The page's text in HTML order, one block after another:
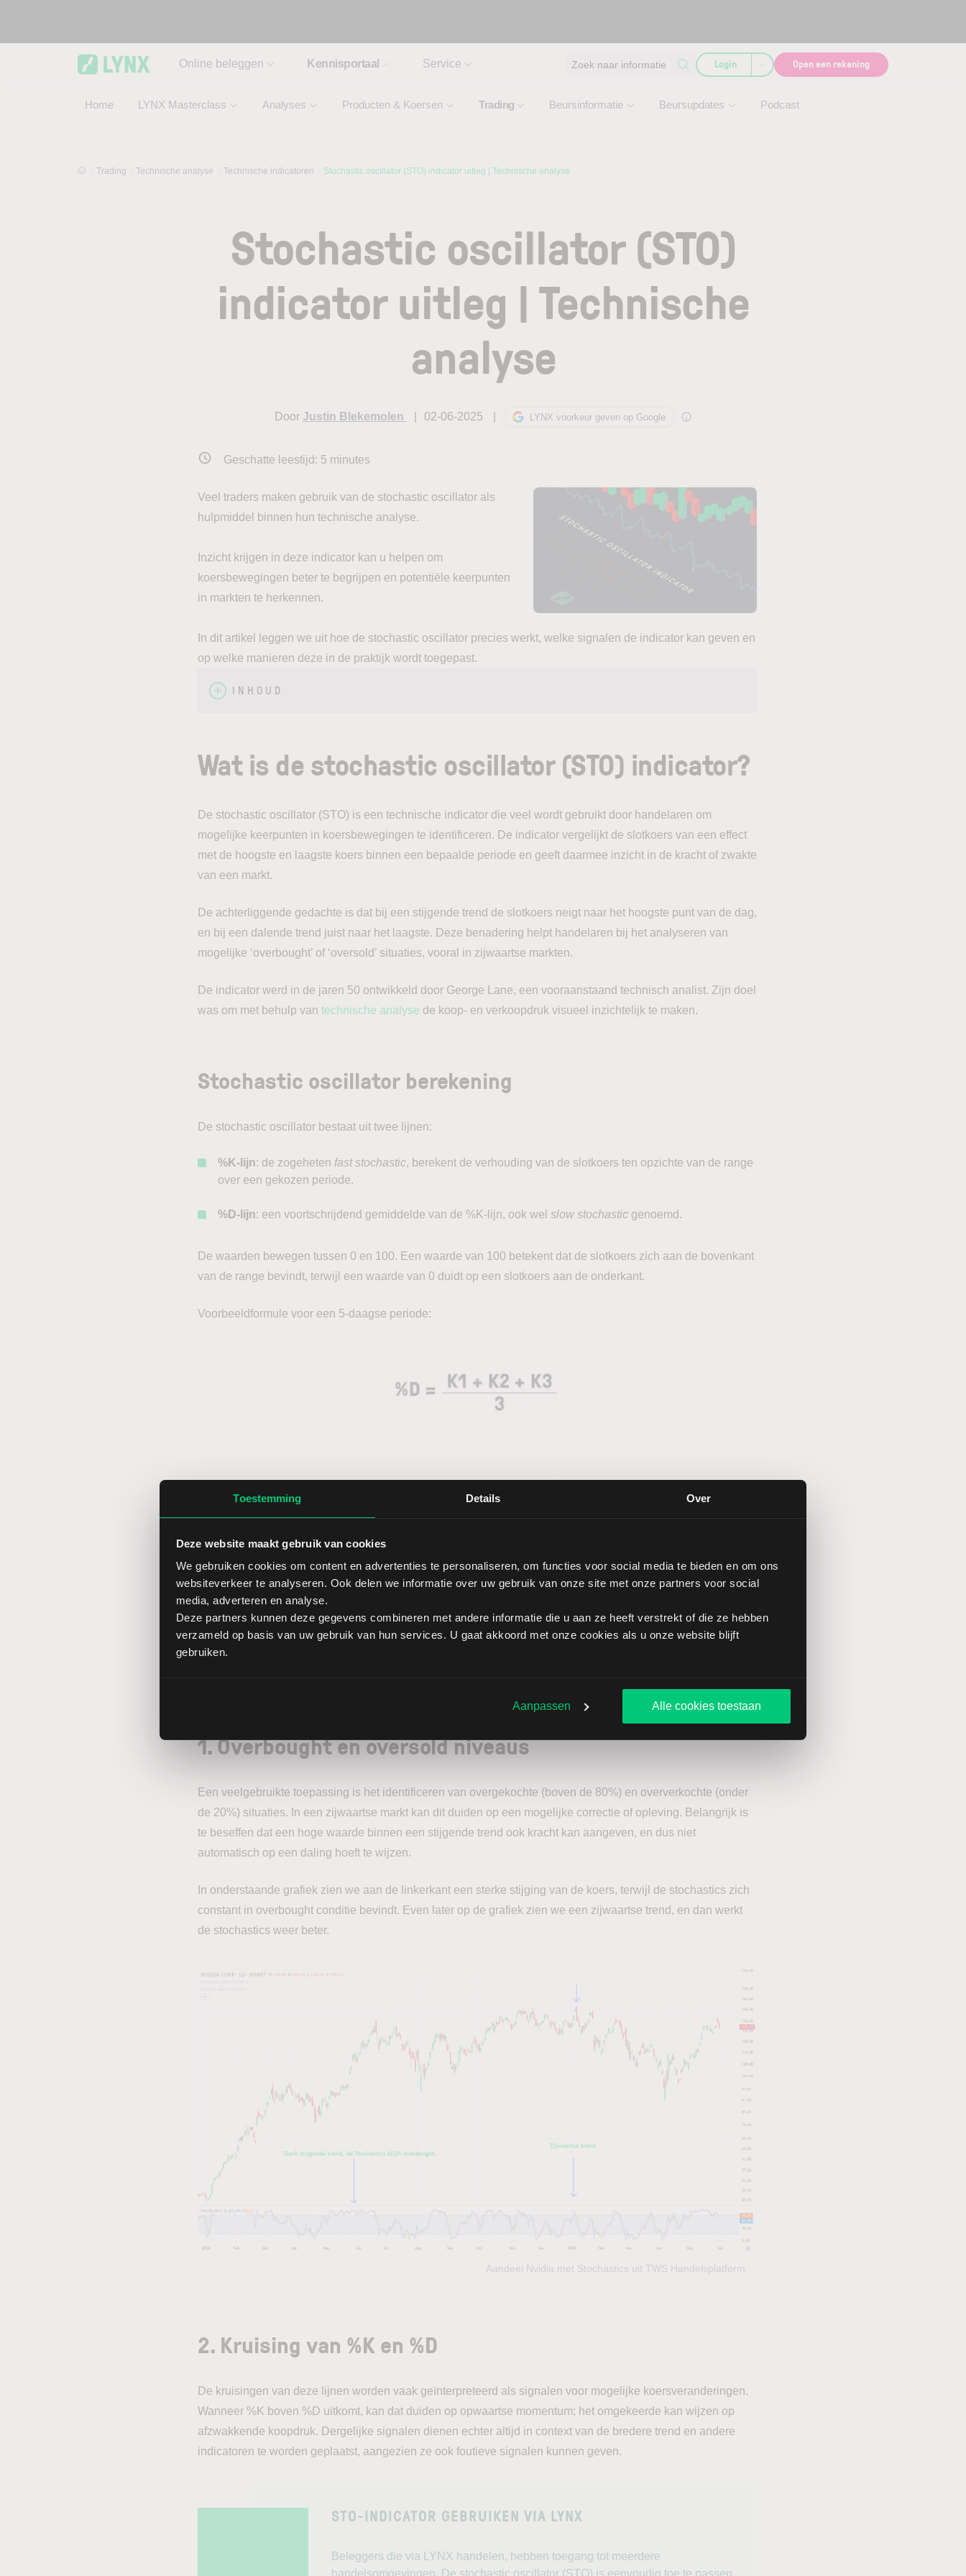
Toestemming Details Over
Deze website maakt gebruik van cookies
We gebruiken cookies om content en advertenties te personaliseren, om functies voor social media te bieden en om ons
websiteverkeer te analyseren. Ook delen we informatie over uw gebruik van onze site met onze partners voor social
media, adverteren en analyse.
Deze partners kunnen deze gegevens combineren met andere informatie die u aan ze heeft verstrekt of die ze hebben
verzameld op basis van uw gebruik van hun services. U gaat akkoord met onze cookies als u onze website blijft
gebruiken.
Aanpassen Alle cookies toestaan
Online beleggen Kennisportaal
Home LYNX Masterclass Analyses Producten & Koersen Trading Beursinformatie Beursupdates Podcast
Service Zoek naar informatie Login Open een rekening
Trading Technische analyse Technische indicatoren Stochastic oscillator (STO) indicator uitleg | Technische analyse
Stochastic oscillator (STO)
indicator uitleg | Technische
analyse
Door Justin Blekemolen 02-06-2025 LYNX voorkeur geven op Google
Geschatte leestijd: 5 minutes
Veel traders maken gebruik van de stochastic oscillator als
hulpmiddel binnen hun technische analyse.
Inzicht krijgen in deze indicator kan u helpen om
koersbewegingen beter te begrijpen en potentiële keerpunten
in markten te herkennen.
In dit artikel leggen we uit hoe de stochastic oscillator precies werkt, welke signalen de indicator kan geven en
op welke manieren deze in de praktijk wordt toegepast.
INHOUD
Wat is de stochastic oscillator (STO) indicator?
De stochastic oscillator (STO) is een technische indicator die veel wordt gebruikt door handelaren om
mogelijke keerpunten in koersbewegingen te identificeren. De indicator vergelijkt de slotkoers van een effect
met de hoogste en laagste koers binnen een bepaalde periode en geeft daarmee inzicht in de kracht of zwakte
van een markt.
De achterliggende gedachte is dat bij een stijgende trend de slotkoers neigt naar het hoogste punt van de dag,
en bij een dalende trend juist naar het laagste. Deze benadering helpt handelaren bij het analyseren van
mogelijke ‘overbought’ of ‘oversold’ situaties, vooral in zijwaartse markten.
De indicator werd in de jaren 50 ontwikkeld door George Lane, een vooraanstaand technisch analist. Zijn doel
was om met behulp van technische analyse de koop- en verkoopdruk visueel inzichtelijk te maken.
Stochastic oscillator berekening
De stochastic oscillator bestaat uit twee lijnen:
%K-lijn: de zogeheten fast stochastic, berekent de verhouding van de slotkoers ten opzichte van de range
over een gekozen periode.
%D-lijn: een voortschrijdend gemiddelde van de %K-lijn, ook wel slow stochasticgenoemd.
De waarden bewegen tussen 0 en 100. Een waarde van 100 betekent dat de slotkoers zich aan de bovenkant
van de range bevindt, terwijl een waarde van 0 duidt op een slotkoers aan de onderkant.
Voorbeeldformule voor een 5-daagse periode:
Binnen de meeste grafieksoftware wordt standaard gewerkt met de instellingen (14, 3, 3), wat betekent dat de
indicator kijkt naar een 14-daags venster met een 3-daags gemiddelde. Dit is aanpasbaar op basis van
voorkeur voor korte of langere termijnanalyse.
1. Overbought en oversold niveaus
Een veelgebruikte toepassing is het identificeren van overgekochte (boven de 80%) en oververkochte (onder
de 20%) situaties. In een zijwaartse markt kan dit duiden op een mogelijke correctie of opleving. Belangrijk is
te beseffen dat een hoge waarde binnen een stijgende trend ook kracht kan aangeven, en dus niet
automatisch op een daling hoeft te wijzen.
In onderstaande grafiek zien we aan de linkerkant een sterke stijging van de koers, terwijl de stochastics zich
constant in overbought conditie bevindt. Even later op de grafiek zien we een zijwaartse trend, en dan werkt
de stochastics weer beter.
Aandeel Nvidia met Stochastics uit TWS Handelsplatform
2. Kruising van %K en %D
De kruisingen van deze lijnen worden vaak geïnterpreteerd als signalen voor mogelijke koersveranderingen.
Wanneer %K boven %D uitkomt, kan dat duiden op opwaartse momentum; het omgekeerde kan wijzen op
afzwakkende koopdruk. Dergelijke signalen dienen echter altijd in context van de bredere trend en andere
indicatoren te worden geplaatst, aangezien ze ook foutieve signalen kunnen geven.
STO-INDICATOR GEBRUIKEN VIA LYNX
Beleggers die via LYNX handelen, hebben toegang tot meerdere
handelsomgevingen. De stochastic oscillator (STO) is eenvoudig toe te passen